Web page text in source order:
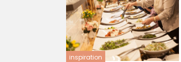
inspiration